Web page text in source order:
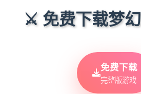
⚔️ 免费下载梦
免费下载
完整版游戏